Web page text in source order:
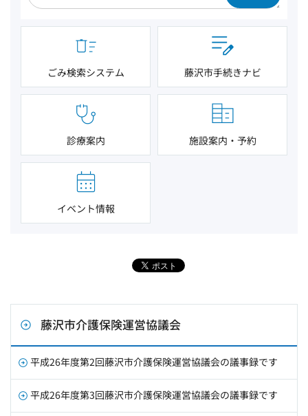
ごみ検索システム 藤沢市手続きナビ
診療案内 施設案内・予約
イベント情報
藤沢市介護保険運営協議会
平成26年度第2回藤沢市介護保険運営協議会の議事録です
平成26年度第3回藤沢市介護保険運営協議会の議事録です